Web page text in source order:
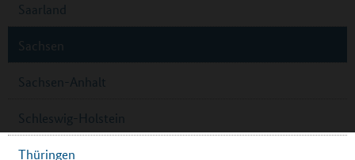
Saarland
Sachsen
Sachsen-Anhalt
Schleswig-Holstein
Thüringen